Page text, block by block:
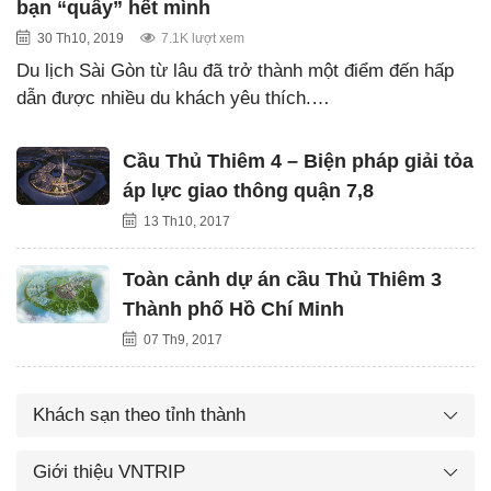
bạn “quẩy” hết mình
30 Th10, 2019 7.1K lượt xem
Du lịch Sài Gòn từ lâu đã trở thành một điểm đến hấp
dẫn được nhiều du khách yêu thích.…
Cầu Thủ Thiêm 4 – Biện pháp giải tỏa
áp lực giao thông quận 7,8
13 Th10, 2017
Toàn cảnh dự án cầu Thủ Thiêm 3
Thành phố Hồ Chí Minh
07 Th9, 2017
Khách sạn theo tỉnh thành
Giới thiệu VNTRIP